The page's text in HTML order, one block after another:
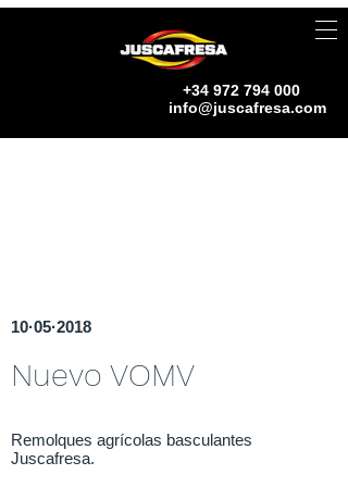
+34 972 794 000
info@juscafresa.com
10·05·2018
Nuevo VOMV
Remolques agrícolas basculantes
Juscafresa.